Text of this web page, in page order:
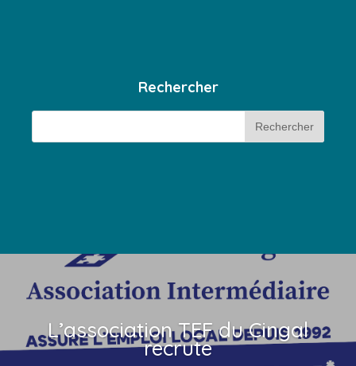
Rechercher
L’association TEF du Cingal
recrute